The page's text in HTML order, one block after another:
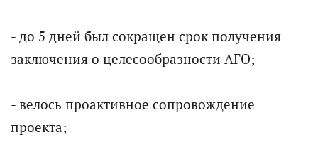
- до 5 дней был сокращен срок получения
заключения о целесообразности АГО;
- велось проактивное сопровождение
проекта;